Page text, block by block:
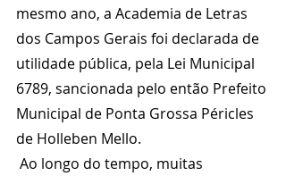
mesmo ano, a Academia de Letras
dos Campos Gerais foi declarada de
utilidade pública, pela Lei Municipal
6789, sancionada pelo então Prefeito
Municipal de Ponta Grossa Péricles
de Holleben Mello.